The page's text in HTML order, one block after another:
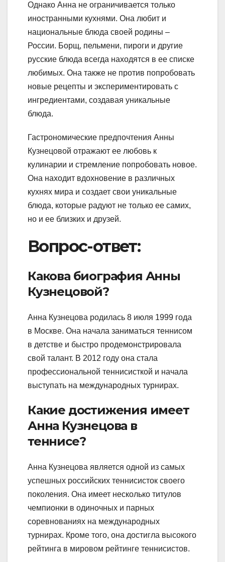
Однако Анна не ограничивается только
иностранными кухнями. Она любит и
национальные блюда своей родины –
России. Борщ, пельмени, пироги и другие
русские блюда всегда находятся в ее списке
любимых. Она также не против попробовать
новые рецепты и экспериментировать с
ингредиентами, создавая уникальные
блюда.
Гастрономические предпочтения Анны
Кузнецовой отражают ее любовь к
кулинарии и стремление попробовать новое.
Она находит вдохновение в различных
кухнях мира и создает свои уникальные
блюда, которые радуют не только ее самих,
но и ее близких и друзей.
Вопрос-ответ:
Какова биография Анны
Кузнецовой?
Анна Кузнецова родилась 8 июля 1999 года
в Москве. Она начала заниматься теннисом
в детстве и быстро продемонстрировала
свой талант. В 2012 году она стала
профессиональной теннисисткой и начала
выступать на международных турнирах.
Какие достижения имеет
Анна Кузнецова в
теннисе?
Анна Кузнецова является одной из самых
успешных российских теннисисток своего
поколения. Она имеет несколько титулов
чемпионки в одиночных и парных
соревнованиях на международных
турнирах. Кроме того, она достигла высокого
рейтинга в мировом рейтинге теннисистов.